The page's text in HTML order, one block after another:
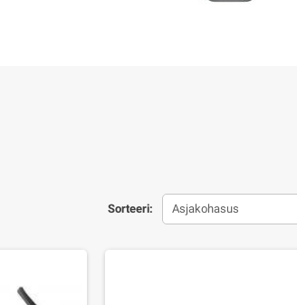
Sorteeri: Asjakohasus